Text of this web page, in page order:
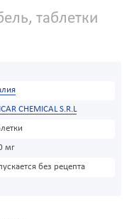
таблетки
CHEMICAL S.R.L
мг
без рецепта